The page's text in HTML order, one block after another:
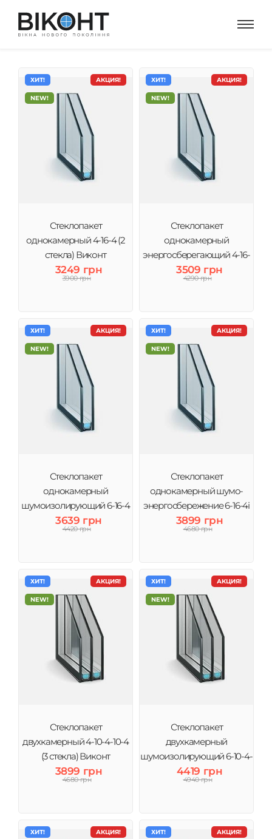
АКЦИЯ!
ХИТ!
NEW!
Стеклопакет
однокамерный 4-16-4 (2
стекла) Виконт
3249 грн
3900 грн
АКЦИЯ!
ХИТ!
NEW!
Стеклопакет
однокамерный
энергосберегающий 4-16-
4і (2 стекла) Виконт
3509 грн
4290 грн
АКЦИЯ!
ХИТ!
NEW!
Стеклопакет
однокамерный
шумоизолирующий 6-16-4
(2 стекла) Виконт
3639 грн
4420 грн
АКЦИЯ!
ХИТ!
NEW!
Стеклопакет
однокамерный шумо-
энергосбережение 6-16-4і
(2 стекла) Виконт
3899 грн
4680 грн
АКЦИЯ!
ХИТ!
NEW!
Стеклопакет
двухкамерный 4-10-4-10-4
(3 стекла) Виконт
3899 грн
4680 грн
АКЦИЯ!
ХИТ!
NEW!
Стеклопакет
двухкамерный
шумоизолирующий 6-10-4-
10-4 (3 стекла) Виконт
4419 грн
4940 грн
АКЦИЯ!
ХИТ! АКЦИЯ!
ХИТ!